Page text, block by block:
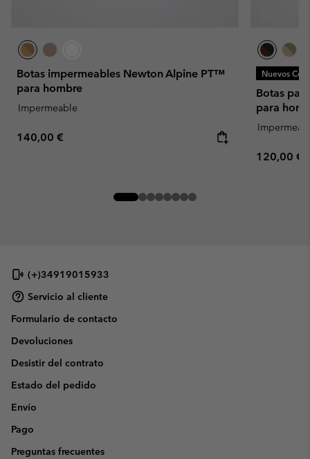
Botas impermeables Newton Alpine PT™
para hombre
Impermeable
Regular price:
140,00 €
Nuevos
Botas
para
Regular
120,00 €
(+)34919015933
Servicio al cliente
Formulario de contacto
Devoluciones
Desistir del contrato
Estado del pedido
Envío
Pago
Preguntas frecuentes